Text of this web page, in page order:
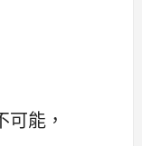
能，